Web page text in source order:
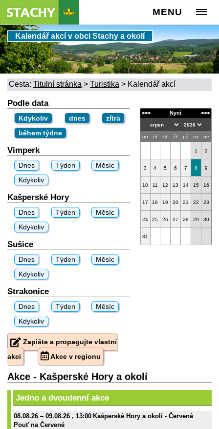
MENU
Kalendář akcí v obci Stachy a okolí
Cesta: Titulní stránka > Turistika > Kalendář akcí
<<< Nyní >>>
po út st čt pá so ne
1 2
3 4 5 6 7 8 9
10 11 12 13 14 15 16
17 18 19 20 21 22 23
24 25 26 27 28 29 30
31
Podle data
Kdykoliv dnes
zítra
během týdne
Vimperk
Dnes Týden
Měsíc
Kdykoliv
Kašperské Hory
Dnes Týden
Měsíc
Kdykoliv
Sušice
Dnes Týden
Měsíc
Kdykoliv
Strakonice
Dnes Týden
Měsíc
Kdykoliv
Zapište a propagujte vlastní
akci
Akce v regionu
Akce - Kašperské Hory a okolí
Jedno a dvoudenní akce
08.08.26 – 09.08.26 , 13:00 Kašperské Hory a okolí - Červená
Pouť na Červené